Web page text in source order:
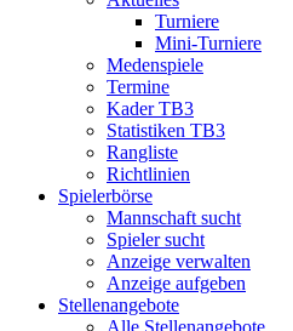
Turniere
Mini-Turniere
Medenspiele
Termine
Kader TB3
Statistiken TB3
Rangliste
Richtlinien
Spielerbörse
Mannschaft sucht
Spieler sucht
Anzeige verwalten
Anzeige aufgeben
Stellenangebote
Alle Stellenangebote